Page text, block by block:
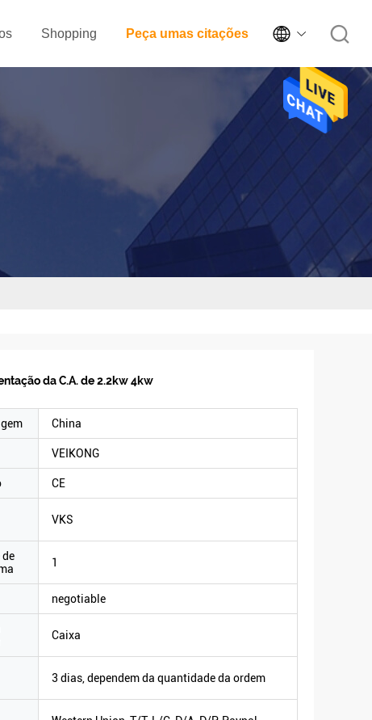
Shopping Peça umas citações 
da C.A. de 2.2kw 4kw
China
VEIKONG
CE
VKS
1
negotiable
Caixa
3 dias, dependem da quantidade da ordem